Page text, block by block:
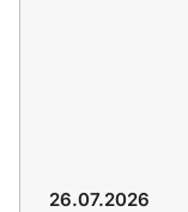
26.07.2026